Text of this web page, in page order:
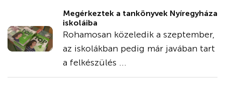
Megérkeztek a tankönyvek Nyíregyháza
iskoláiba
Rohamosan közeledik a szeptember,
az iskolákban pedig már javában tart
a felkészülés ...